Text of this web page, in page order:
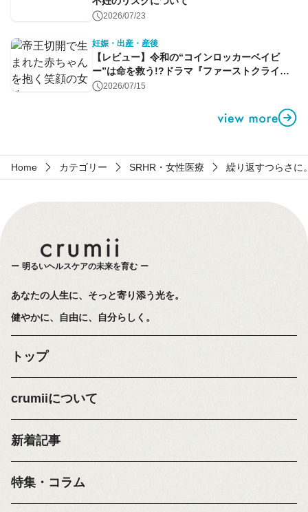
2026/07/23
妊娠・出産・産後
【レビュー】令和の“コインロッカーベイビ
ー”は命を救う!?ドラマ『ファーストクライ』
第1話2026/07/15
Home カテゴリー SRHR・女性医療 繰り返すつらさに
明るいヘルスケアの未来を育む
あなたの人生に、そっと寄り添う光を。
健やかに、自由に、自分らしく。
トップ
crumiiについて
新着記事
特集・コラム